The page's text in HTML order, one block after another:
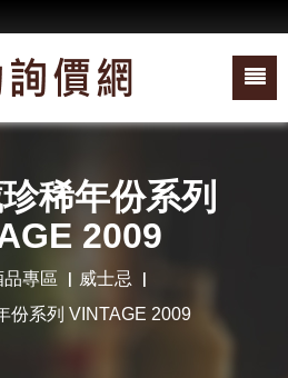
稀年份系列
2009
品專區
威士忌
份系列 VINTAGE 2009